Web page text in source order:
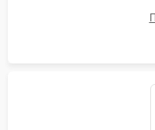
контроллеров на
разъемов и кнопок,